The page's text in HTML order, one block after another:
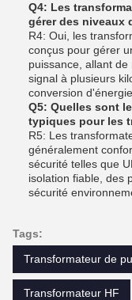
Q4: Les
gérer des niveaux
R4: Oui, les
conçus pour gérer
puissance, allant
signal à plusieurs
conversion
Q5: Quelles sont
typiques pour les
R5: Les
généralement
sécurité telles que
isolation fiable, des
sécurité
Tags:
Transformateur de
Transformateur HF